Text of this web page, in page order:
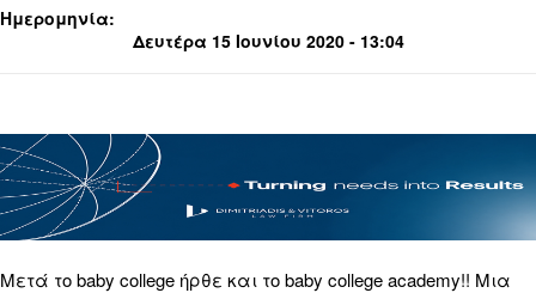
Ημερομηνία:
Δευτέρα 15 Ιουνίου 2020 - 13:04
Μετά το baby college ήρθε και το baby college academy!! Μια